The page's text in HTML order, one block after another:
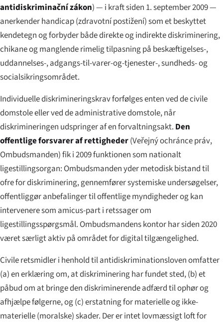
antidiskriminační zákon) — i kraft siden 1. september 2009 —
anerkender handicap (zdravotní postižení) som et beskyttet
kendetegn og forbyder både direkte og indirekte diskriminering,
chikane og manglende rimelig tilpasning på beskæftigelses-,
uddannelses-, adgangs-til-varer-og-tjenester-, sundheds- og
socialsikringsområdet.
Individuelle diskrimineringskrav forfølges enten ved de civile
domstole eller ved de administrative domstole, når
diskrimineringen udspringer af en forvaltningsakt. Den
offentlige forsvarer af rettigheder(Veřejný ochránce práv,
Ombudsmanden) fik i 2009 funktionen som nationalt
ligestillingsorgan: Ombudsmanden yder metodisk bistand til
ofre for diskriminering, gennemfører systemiske undersøgelser,
offentliggør anbefalinger til offentlige myndigheder og kan
intervenere som amicus-part i retssager om
ligestillingsspørgsmål. Ombudsmandens kontor har siden 2020
været særligt aktiv på området for digital tilgængelighed.
Civile retsmidler i henhold til antidiskriminationsloven omfatter
(a) en erklæring om, at diskriminering har fundet sted, (b) et
påbud om at bringe den diskriminerende adfærd til ophør og
afhjælpe følgerne, og (c) erstatning for materielle og ikke-
materielle (moralske) skader. Der er intet lovmæssigt loft for